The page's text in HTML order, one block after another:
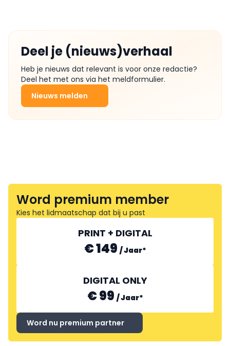
Deel je (nieuws)verhaal
Heb je nieuws dat relevant is voor onze redactie?
Deel het met ons via het meldformulier.
Nieuws melden
Word premium member
Kies het lidmaatschap dat bij u past
PRINT + DIGITAL
€ 149 /Jaar*
DIGITAL ONLY
€ 99 /Jaar*
Word nu premium partner